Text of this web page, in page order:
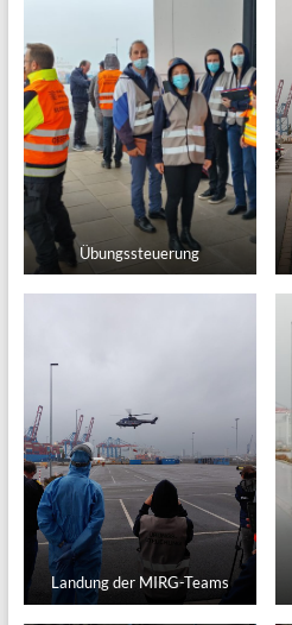
Übungssteuerung
Landung der MIRG-Teams